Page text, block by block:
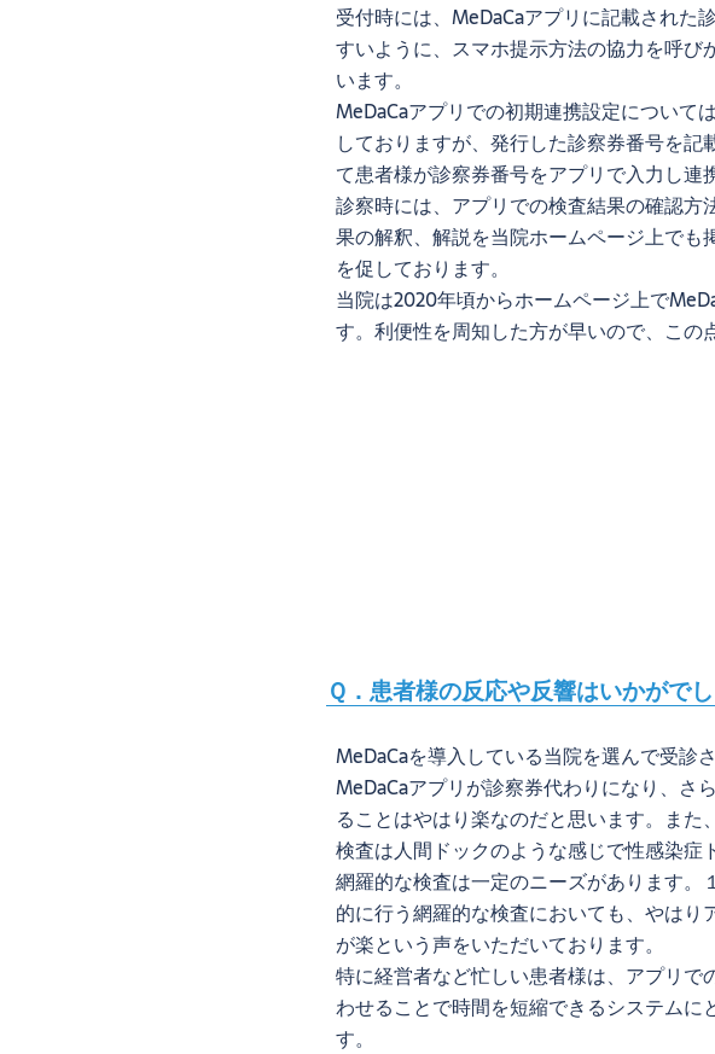
受付時には、MeDaCaアプリに記載された
すいように、スマホ提示方法の協力を呼び
います。
MeDaCaアプリでの初期連携設定について
しておりますが、発行した診察券番号を
て患者様が診察券番号をアプリで入力し連
診察時には、アプリでの検査結果の確認方
果の解釈、解説を当院ホームページ上でも
を促しております。
当院は2020年頃からホームページ上で
す。利便性を周知した方が早いので、この
Ｑ．患者様の反応や反響はいかがで
MeDaCaを導入している当院を選んで受診
MeDaCaアプリが診察券代わりになり、さ
ることはやはり楽なのだと思います。また
検査は人間ドックのような感じで性感染症
網羅的な検査は一定のニーズがあります。
的に行う網羅的な検査においても、やは
が楽という声をいただいております。
特に経営者など忙しい患者様は、アプリで
わせることで時間を短縮できるシステムに
す。